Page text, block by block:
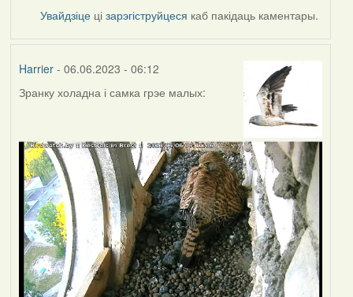
Увайдзіце цізарэгіструйцеся каб пакідаць каментары.
Harrier- 06.06.2023 - 06:12
Зранку холадна і самка грэе малых: